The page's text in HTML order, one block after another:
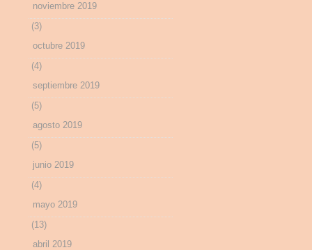
noviembre 2019
(3)
octubre 2019
(4)
septiembre 2019
(5)
agosto 2019
(5)
junio 2019
(4)
mayo 2019
(13)
abril 2019